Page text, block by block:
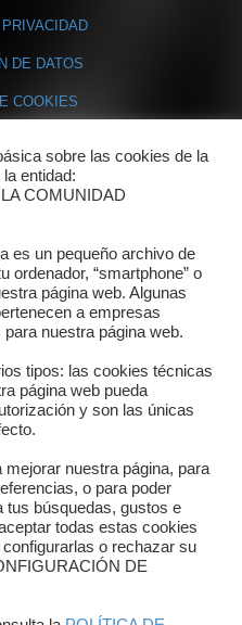
DE DATOS
COOKIES
contacto
sobre las cookies de la
entidad:
COMUNIDAD
es un pequeño archivo de
ordenador, “smartphone” o
página web. Algunas
a empresas
nuestra página web.
tipos: las cookies técnicas
página web pueda
y son las únicas
nuestra página, para
o para poder
tus búsquedas, gustos e
todas estas cookies
o rechazar su
DE